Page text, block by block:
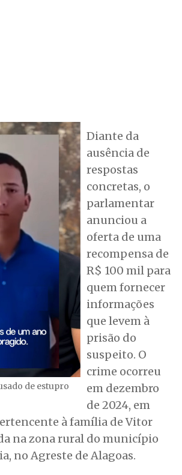
de estupro
Diante da
ausência de
respostas
concretas, o
parlamentar
anunciou a
oferta de uma
recompensa de
R$ 100 mil para
quem fornecer
informações
que levem à
prisão do
suspeito. O
crime ocorreu
em dezembro
de 2024, em
à família de Vitor
na zona rural do município
no Agreste de Alagoas.